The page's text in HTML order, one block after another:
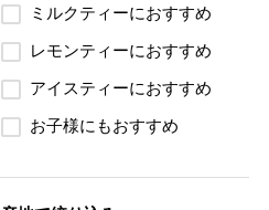
ミルクティーにおすすめ
レモンティーにおすすめ
アイスティーにおすすめ
お子様にもおすすめ